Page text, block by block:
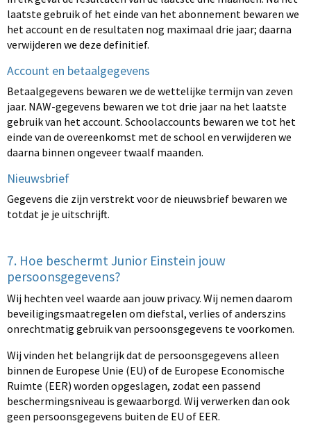
laatste gebruik of het einde van het abonnement bewaren we
het account en de resultaten nog maximaal drie jaar; daarna
verwijderen we deze definitief.
Account en betaalgegevens
Betaalgegevens bewaren we de wettelijke termijn van zeven
jaar. NAW-gegevens bewaren we tot drie jaar na het laatste
gebruik van het account. Schoolaccounts bewaren we tot het
einde van de overeenkomst met de school en verwijderen we
daarna binnen ongeveer twaalf maanden.
Nieuwsbrief
Gegevens die zijn verstrekt voor de nieuwsbrief bewaren we
totdat je je uitschrijft.
7. Hoe beschermt Junior Einstein jouw
persoonsgegevens?
Wij hechten veel waarde aan jouw privacy. Wij nemen daarom
beveiligingsmaatregelen om diefstal, verlies of anderszins
onrechtmatig gebruik van persoonsgegevens te voorkomen.
Wij vinden het belangrijk dat de persoonsgegevens alleen
binnen de Europese Unie (EU) of de Europese Economische
Ruimte (EER) worden opgeslagen, zodat een passend
beschermingsniveau is gewaarborgd. Wij verwerken dan ook
geen persoonsgegevens buiten de EU of EER.